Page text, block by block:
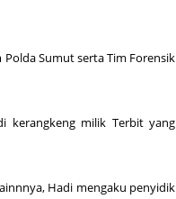
Sumut serta Tim Forensik
kerangkeng milik Terbit yang
Hadi mengaku penyidik